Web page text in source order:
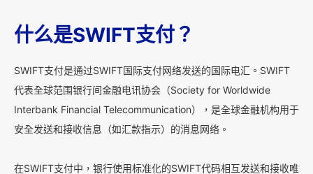
什么是SWIFT支付？
SWIFT支付是通过SWIFT国际支付网络发送的国际电汇。SWIFT
代表全球范围银行间金融电讯协会（Society for Worldwide
Interbank Financial Telecommunication），是全球金融机构用于
安全发送和接收信息（如汇款指示）的消息网络。
在SWIFT支付中，银行使用标准化的SWIFT代码相互发送和接收唯